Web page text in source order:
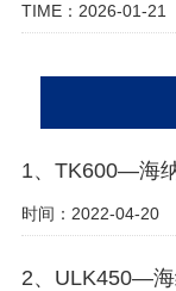
TIME：2026-01-21
1、TK600—海
时间：2022-04-20
2、ULK450—